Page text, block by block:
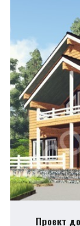
Проект